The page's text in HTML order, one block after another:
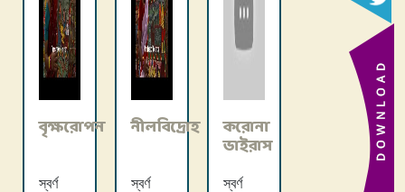
বৃক্ষরোপন
স্বর্ণ
নীলবিদ্রোহ
স্বর্ণ
করোনা
ভাইরাস
স্বর্ণ